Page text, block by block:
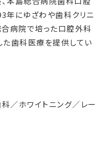
年にゆざわや歯科クリニ
病院で培った口腔外科
た歯科医療を提供してい
／ホワイトニング／レー